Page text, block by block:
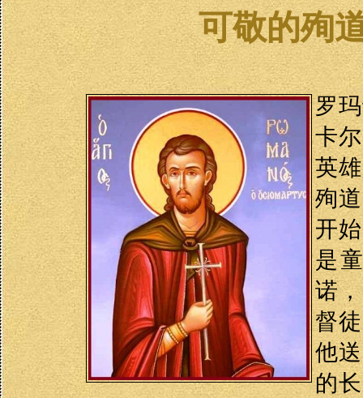
可敬的殉
罗
卡
英
殉
开
是
诺
督
他
的